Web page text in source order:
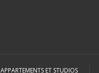
APPARTEMENTS ET STUDIOS